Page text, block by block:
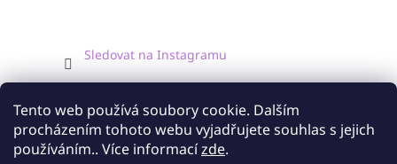
Tento web používá soubory cookie. Dalším
procházením tohoto webu vyjadřujete souhlas s jejich
používáním.. Více informacízde.
Sledovat na Instagramu
Facebook